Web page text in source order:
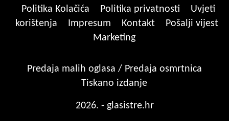
Politika Kolačića Politika privatnosti
Uvjeti
korištenja
Impresum Kontakt
Pošalji vijest
Marketing
Predaja malih oglasa / Predaja osmrtnica
Tiskano izdanje
2026. - glasistre.hr